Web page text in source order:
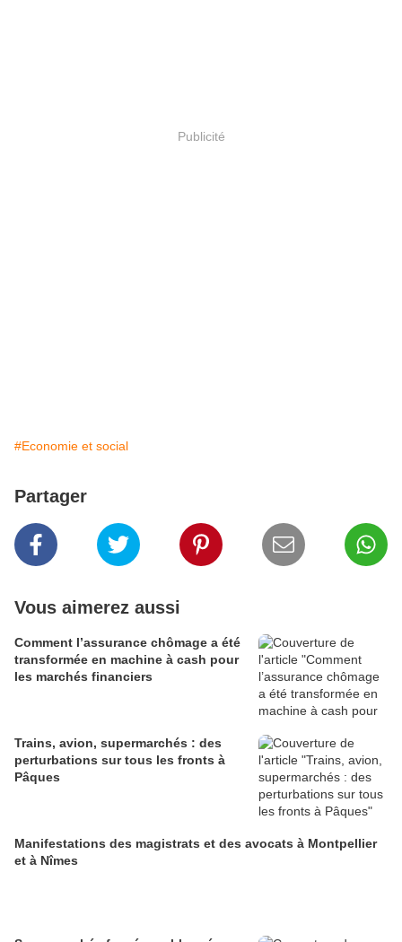
Publicité
#Economie et social
Partager
Vous aimerez aussi
Comment l’assurance chômage a été
transformée en machine à cash pour
les marchés financiers
Trains, avion, supermarchés : des
perturbations sur tous les fronts à
Pâques
Manifestations des magistrats et des avocats à Montpellier
et à Nîmes